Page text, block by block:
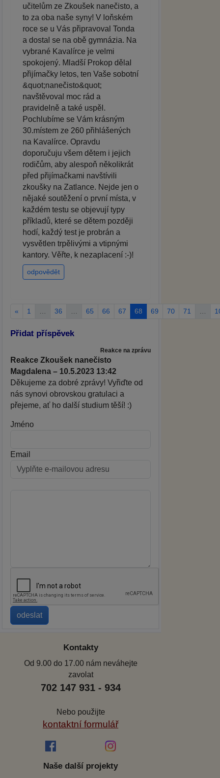
učitelům ze Zkoušek nanečisto, a
to za oba naše syny! V loňském
roce se u Vás připravoval Tonda
a dostal se na obě gymnázia. Na
vybrané Kavalírce je velmi
spokojený. Mladší Prokop dělal
přijímačky letos, ten Vaše sobotní
&quot;nanečisto&quot;
navštěvoval moc rád a
pravidelně a také uspěl.
Pochlubíme se Vám krásným
30.místem ze 260 přihlášených
na Kavalírce. Opravdu
doporučuju všem dětem i jejich
rodičům, aby alespoň několikrát
před přijímačkami navštívili
zkoušky na Zatlance. Nejde jen o
nějaké soutěžení o první místa, v
každém testu se objevují typy
příkladů, které se dětem později
hodí, každý test je probrán a
vysvětlen trpělivými a vtipnými
kantory. Věřte, k nezaplacení :-)!
odpovědět
« 1 36 65 66 67 68 69 70 71
Přidat příspěvek
Reakce na zprávu
Reakce Zkoušek nanečisto
Magdalena – 10.5.2023 13:42
Děkujeme za dobré zprávy! Vyřiďte od
nás synovi obrovskou gratulaci a
přejeme, ať ho další studium těší! :)
Jméno
Email
Kontakty
Od 9.00 do 17.00 nám neváhejte
zavolat
702 147 931 - 934
Nebo použijte
kontaktní formulář
Naše další projekty